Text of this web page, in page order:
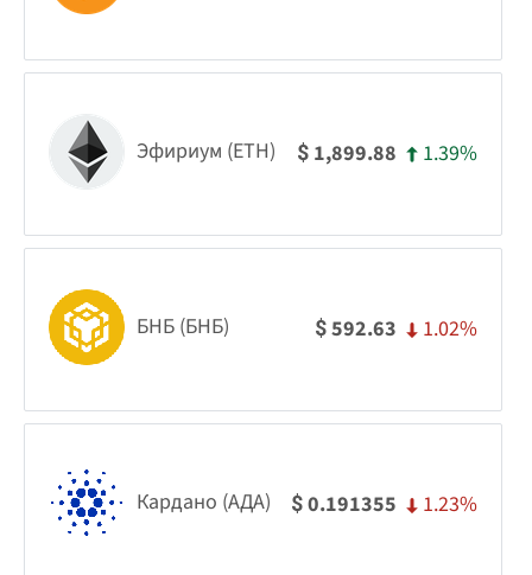
Эфириум (ETH) $ 1,899.88 1.39%
БНБ (БНБ) $592.63 1.02%
Кардано (АДА) $0.191355 1.23%